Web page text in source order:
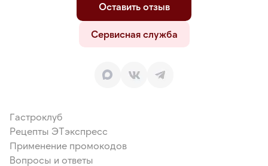
Оставить отзыв
Сервисная служба
Гастроклуб
Рецепты ЭТэкспресс
Применение промокодов
Вопросы и ответы